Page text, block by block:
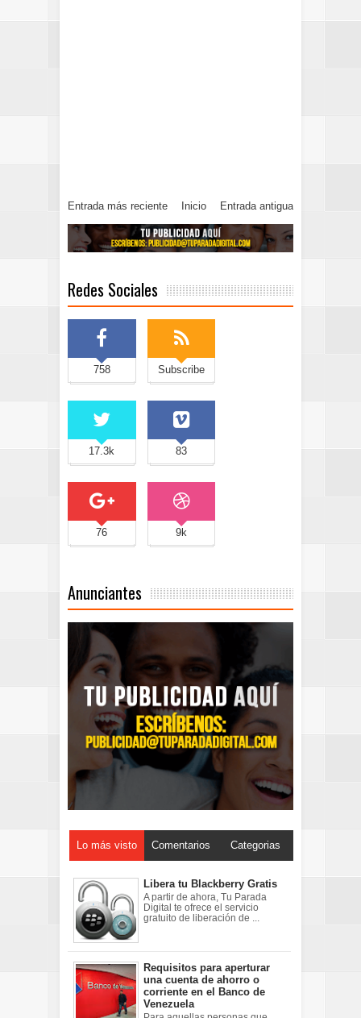
Entrada más reciente Entrada antigua
Inicio
Redes Sociales
758 Subscribe
17.3k 83
76 9k
Anunciantes
Lo más visto Comentarios Categorias
Libera tu Blackberry Gratis
A partir de ahora, Tu Parada
Digital te ofrece el servicio
gratuito de liberación de ...
Requisitos para aperturar
una cuenta de ahorro o
corriente en el Banco de
Venezuela